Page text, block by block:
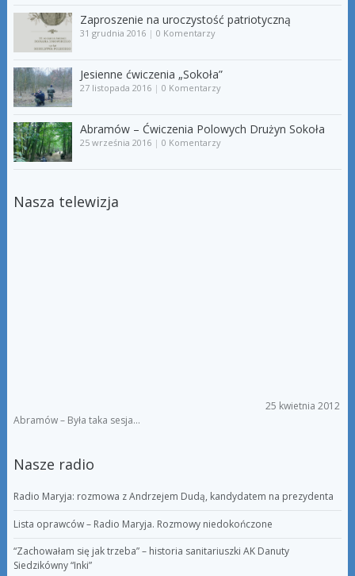
Zaproszenie na uroczystość patriotyczną
31 grudnia 2016| 0 Komentarzy
Jesienne ćwiczenia „Sokoła”
27 listopada 2016| 0 Komentarzy
Abramów – Ćwiczenia Polowych Drużyn Sokoła
25 września 2016| 0 Komentarzy
Nasza telewizja
25 kwietnia 2012
Abramów – Była taka sesja…
Nasze radio
Radio Maryja: rozmowa z Andrzejem Dudą, kandydatem na prezydenta
Lista oprawców – Radio Maryja. Rozmowy niedokończone
“Zachowałam się jak trzeba” – historia sanitariuszki AK Danuty
Siedzikówny “Inki”